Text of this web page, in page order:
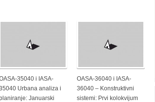
35040 i IASA-
Urbana analiza i
Januarski
OASA-36040 i IASA-
36040 – Konstruktivni
sistemi: Prvi kolokvijum